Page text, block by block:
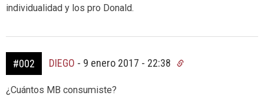
individualidad y los pro Donald.
#002 DIEGO - 9 enero 2017 - 22:38
¿Cuántos MB consumiste?